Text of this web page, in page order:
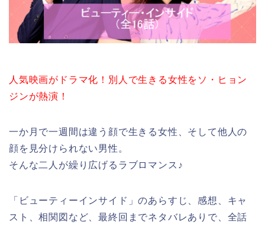
人気映画がドラマ化！別人で生きる女性をソ・ヒョン
ジンが熱演！
一か月で一週間は違う顔で生きる女性、そして他人の
顔を見分けられない男性。
そんな二人が繰り広げるラブロマンス♪
「ビューティーインサイド」のあらすじ、感想、キャ
スト、相関図など、最終回までネタバレありで、全話